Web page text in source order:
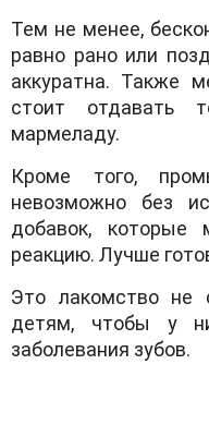
Тем не менее,
равно рано или
аккуратна. Также
стоит отдавать
мармеладу.
Кроме того,
невозможно без
добавок, которые
реакцию. Лучше
Это лакомство не
детям, чтобы у
заболевания зубов.